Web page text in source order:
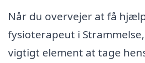
Når du overvejer at få
fysioterapeut i
vigtigt element at tage